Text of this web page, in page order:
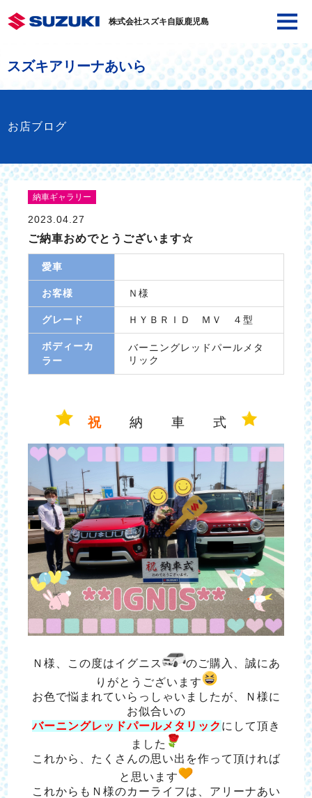
株式会社スズキ自販鹿児島
スズキアリーナあいら
お店ブログ
納車ギャラリー
2023.04.27
ご納車おめでとうございます☆
愛車
お客様 Ｎ様
グレード ＨＹＢＲＩＤ ＭＶ ４型
ボディーカ
ラー
バーニングレッドパールメタ
リック
祝納 車 式
Ｎ様、この度はイグニス
のご購入、誠にあ
りがとうございます
お色で悩まれていらっしゃいましたが、Ｎ様に
お似合いの
バーニングレッドパールメタリック にして頂き
ました
これから、たくさんの思い出を作って頂ければ
と思います
これからもＮ様のカーライフは、アリーナあい